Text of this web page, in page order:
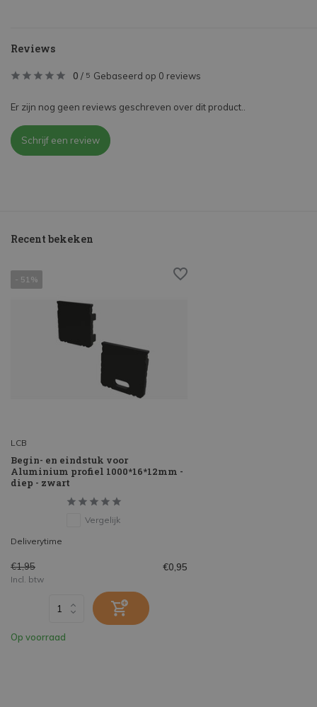
Reviews
0 / 5 Gebaseerd op 0 reviews
Er zijn nog geen reviews geschreven over dit product..
Schrijf een review
Recent bekeken
- 51%
LCB
Begin- en eindstuk voor
Aluminium profiel 1000*16*12mm -
diep - zwart
Vergelijk
Deliverytime
€1,95 €0,95
Incl. btw
Op voorraad